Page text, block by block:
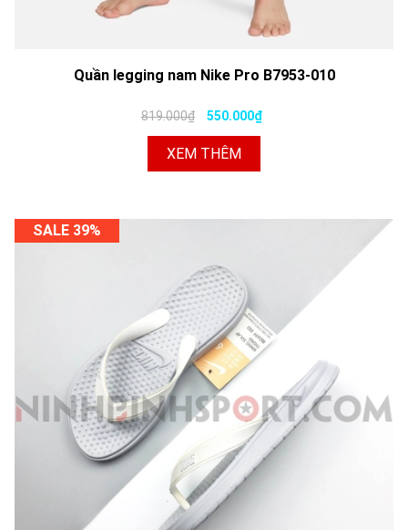
Quần legging nam Nike Pro B7953-010
819.000₫ 550.000₫
XEM THÊM
SALE 39%